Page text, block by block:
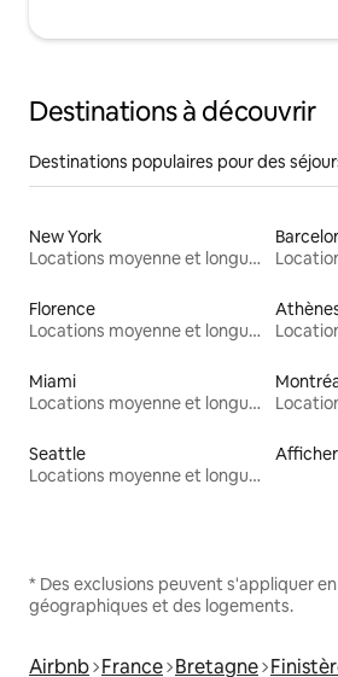
Destinations à découvrir
Destinations populaires pour des
New York
Locations moyenne et longue durée
Florence
Locations moyenne et longue durée
Miami
Locations moyenne et longue durée
Seattle
Locations moyenne et longue durée
* Des exclusions peuvent s'appliquer
géographiques et des logements.
Airbnb France Bretagne